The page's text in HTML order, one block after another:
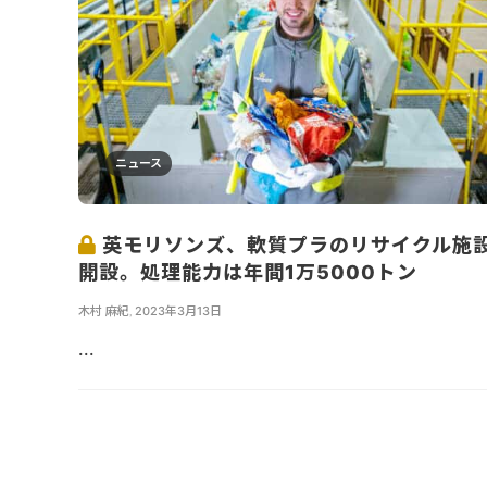
ニュース
英モリソンズ、軟質プラのリサイクル施
開設。処理能力は年間1万5000トン
木村 麻紀, 2023年3月13日
...